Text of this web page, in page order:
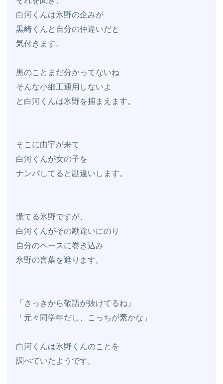
白河くんは氷野の企みが
黒崎くんと自分の仲違いだと
気付きます。
黒のことまだ分かってないね
そんな小細工通用しないよ
と白河くんは氷野を捕まえます。
そこに由宇が来て
白河くんが女の子を
ナンパしてると勘違いします。
慌てる氷野ですが、
白河くんがその勘違いにのり
自分のペースに巻き込み
氷野の言葉を遮ります。
「さっきから敬語が抜けてるね」
「元々同学年だし、こっちが素かな」
白河くんは氷野くんのことを
調べていたようです。